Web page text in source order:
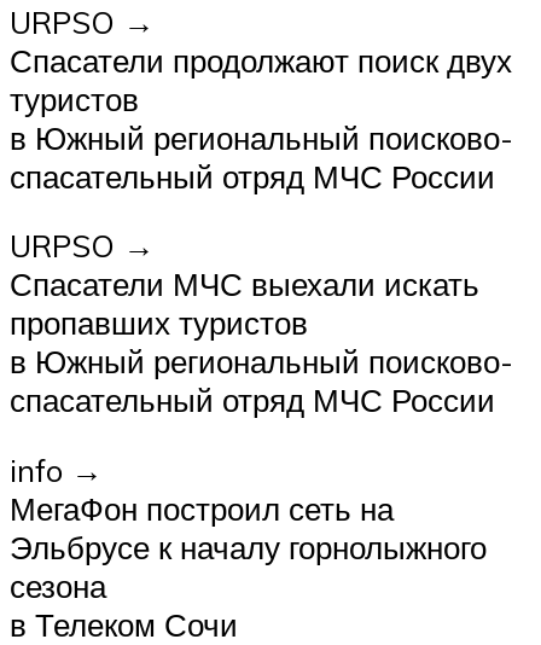
URPSO →
Спасатели продолжают поиск двух
туристов
в Южный региональный поисково-
спасательный отряд МЧС России
URPSO →
Спасатели МЧС выехали искать
пропавших туристов
в Южный региональный поисково-
спасательный отряд МЧС России
info →
МегаФон построил сеть на
Эльбрусе к началу горнолыжного
сезона
в Телеком Сочи